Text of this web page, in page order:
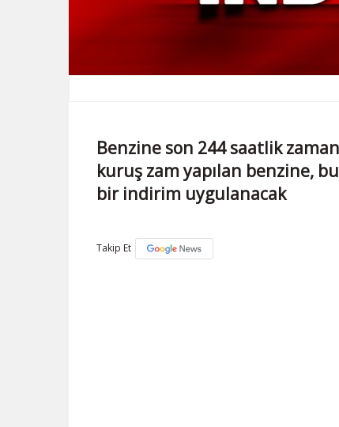
Benzine son 244 saatlik
kuruş zam yapılan benzine,
bir indirim uygulanacak
Takip Et